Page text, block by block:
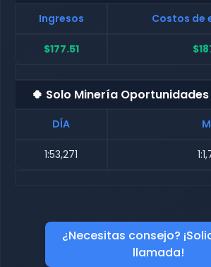
Ingresos
Costos de
$177.51
🍀 Solo Minería
DÍA
1:53,271
¿Necesitas consejo?
llamada!